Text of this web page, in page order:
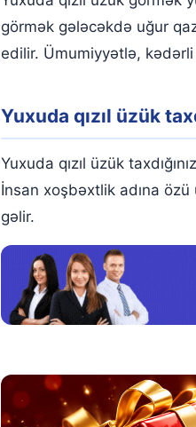
görmək gələcəkdə uğur
edilir. Ümumiyyətlə,
Yuxuda qızıl üzük
Yuxuda qızıl üzük
İnsan xoşbəxtlik adına özü
gəlir.